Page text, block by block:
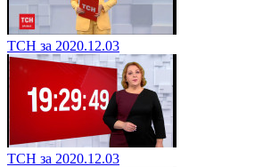
ТСН за 2020.12.03
ТСН за 2020.12.03